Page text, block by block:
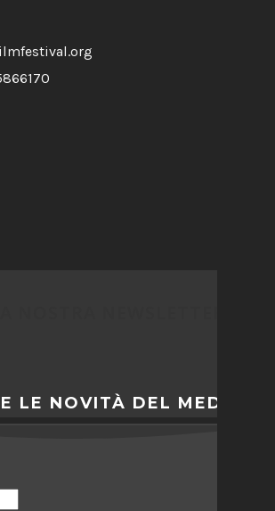
LE NOVITÀ DEL MEDFILM